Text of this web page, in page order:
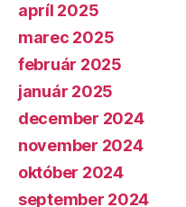
apríl 2025
marec 2025
február 2025
január 2025
december 2024
november 2024
október 2024
september 2024